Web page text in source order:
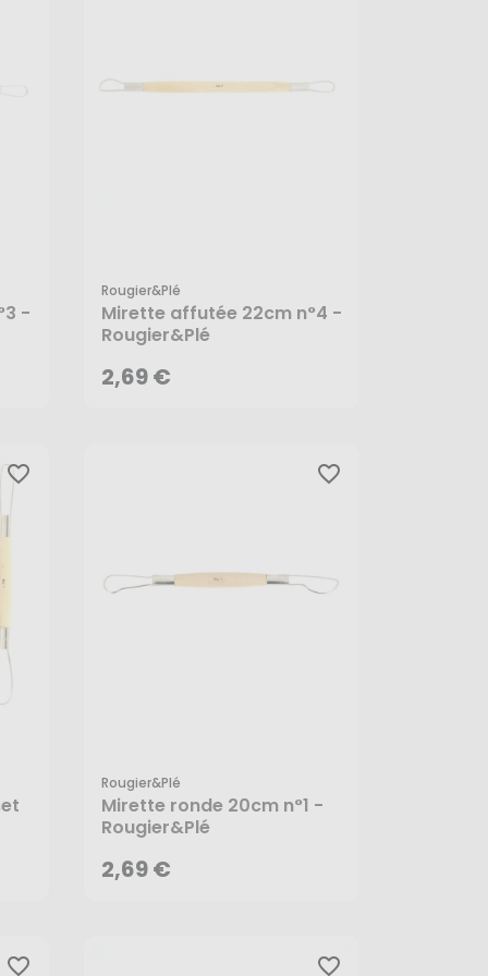
-
Rougier&plé
Mirette affutée 22cm n°4 -
Rougier&Plé
2,69 €
2,69 €
AJOUTER AU PANIER
favorite_border favorite_border
Rougier&plé
Mirette ronde 20cm n°1 -
Rougier&Plé
2,69 €
2,69 €
AJOUTER AU PANIER
favorite_border favorite_border